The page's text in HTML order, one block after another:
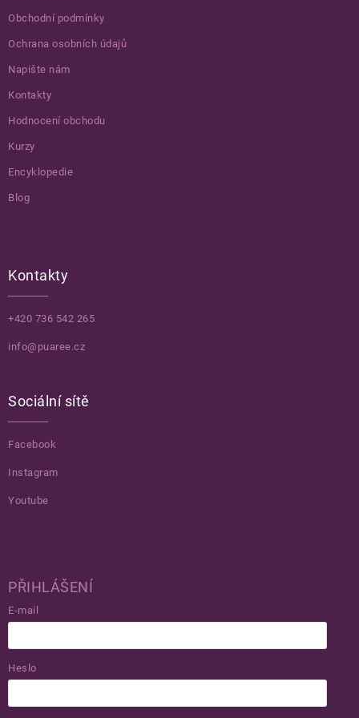
Obchodní podmínky
Ochrana osobních údajů
Napište nám
Kontakty
Hodnocení obchodu
Kurzy
Encyklopedie
Blog
Kontakty
+420 736 542 265
info@puaree.cz
Sociální sítě
Facebook
Instagram
Youtube
PŘIHLÁŠENÍ
E-mail
Heslo